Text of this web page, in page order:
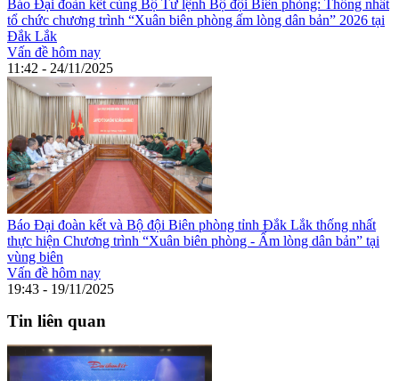
Báo Đại đoàn kết cùng Bộ Tư lệnh Bộ đội Biên phòng: Thống nhất
tổ chức chương trình “Xuân biên phòng ấm lòng dân bản” 2026 tại
Đắk Lắk
Vấn đề hôm nay
11:42 - 24/11/2025
Báo Đại đoàn kết và Bộ đội Biên phòng tỉnh Đắk Lắk thống nhất
thực hiện Chương trình “Xuân biên phòng - Ấm lòng dân bản” tại
vùng biên
Vấn đề hôm nay
19:43 - 19/11/2025
Tin liên quan